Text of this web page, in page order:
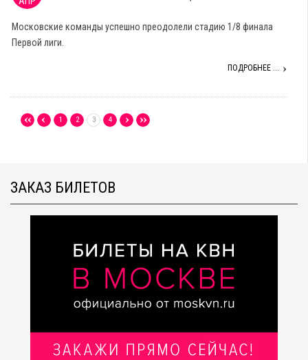
Московские команды успешно преодолели стадию 1/8 финала
Первой лиги.
ПОДРОБНЕЕ ...
1 2 3 4
ЗАКАЗ БИЛЕТОВ